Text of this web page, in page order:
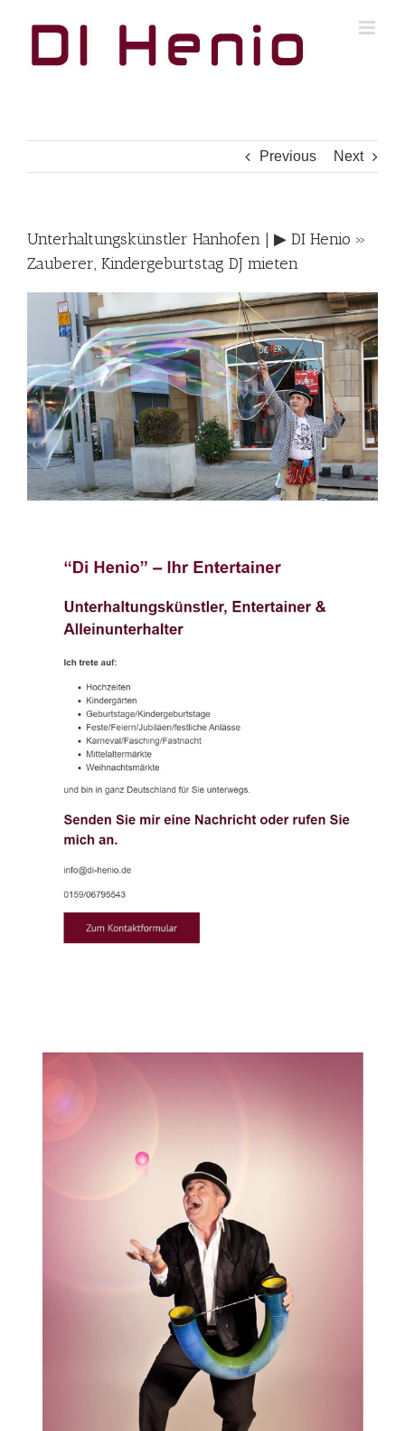
Previous Next
Unterhaltungskünstler Hanhofen | ▶︎ DI Henio »
Zauberer, Kindergeburtstag DJ mieten